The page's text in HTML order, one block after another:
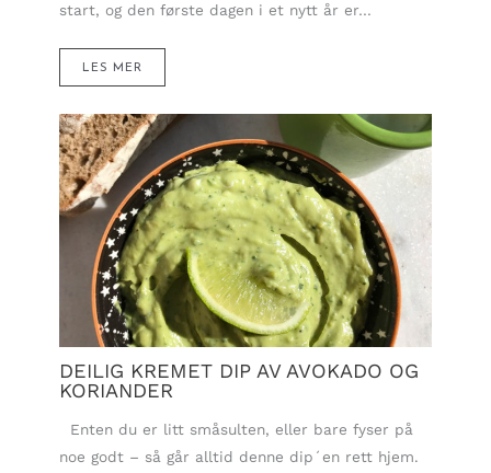
start, og den første dagen i et nytt år er…
LES MER
DEILIG KREMET DIP AV AVOKADO OG
KORIANDER
Enten du er litt småsulten, eller bare fyser på
noe godt – så går alltid denne dip´en rett hjem.